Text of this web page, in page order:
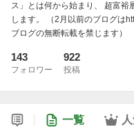
ス」とは何から始まり、 超富裕
します。 （2月以前のブログ
ブログの無断転載を禁じます）
143
フォロワー
922
投稿
一覧